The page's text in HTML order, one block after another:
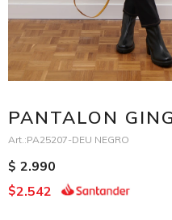
PANTALON
PA25207-DEU NEGRO
$ 2.990
$2.542